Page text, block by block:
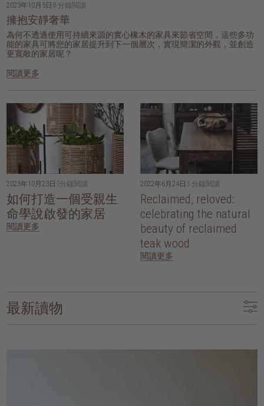
2023年10月5日 8 分鐘閱讀
擁抱安靜奢華
為何不透過使用可持續來源的實心橡木的家具來節省空間，這些多功
能的家具可將您的家居提升到下一個層次，實現簡潔的外觀，並創造
更寬敞的家居呢？
閱讀更多
2025年10月23日 5分鐘閱讀
如何打造一個受親生
命學說啟發的家居
閱讀更多
2022年6月24日 5 分鐘閱讀
Reclaimed, reloved:
celebrating the natural
beauty of reclaimed
teak wood
閱讀更多
最新讀物